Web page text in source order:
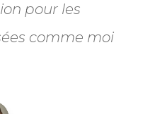
pour les
comme moi